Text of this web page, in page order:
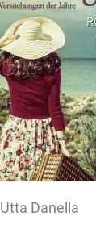
Utta Danella